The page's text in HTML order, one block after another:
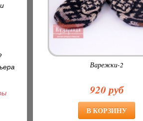
Варежки-2
920 руб